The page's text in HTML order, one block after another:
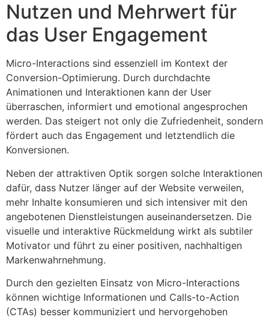
Nutzen und Mehrwert für
das User Engagement
Micro-Interactions sind essenziell im Kontext der
Conversion-Optimierung. Durch durchdachte
Animationen und Interaktionen kann der User
überraschen, informiert und emotional angesprochen
werden. Das steigert not only die Zufriedenheit, sondern
fördert auch das Engagement und letztendlich die
Konversionen.
Neben der attraktiven Optik sorgen solche Interaktionen
dafür, dass Nutzer länger auf der Website verweilen,
mehr Inhalte konsumieren und sich intensiver mit den
angebotenen Dienstleistungen auseinandersetzen. Die
visuelle und interaktive Rückmeldung wirkt als subtiler
Motivator und führt zu einer positiven, nachhaltigen
Markenwahrnehmung.
Durch den gezielten Einsatz von Micro-Interactions
können wichtige Informationen und Calls-to-Action
(CTAs) besser kommuniziert und hervorgehoben